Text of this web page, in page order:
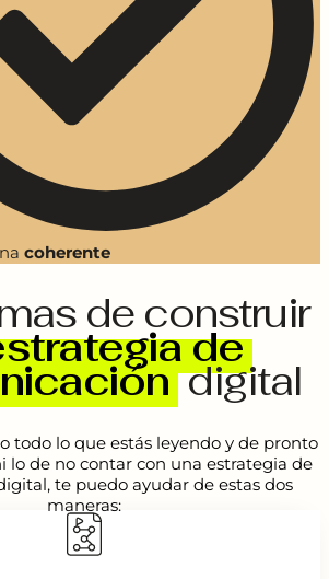
coherente
de construir
de
digital
todo lo que estás leyendo y de pronto
lo de no contar con una estrategia de
te puedo ayudar de estas dos
maneras: